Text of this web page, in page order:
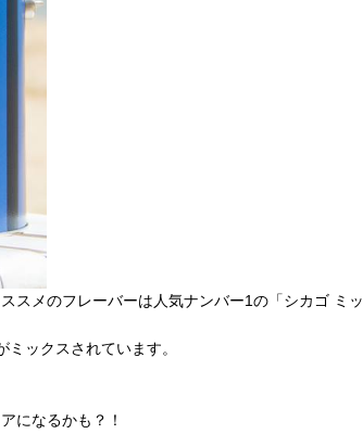
スメのフレーバーは人気ナンバー1の「シカゴ ミッ
ミックスされています。
になるかも？！